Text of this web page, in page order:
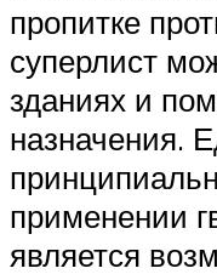
пропитке
суперлист
зданиях и
назначения.
применении
является